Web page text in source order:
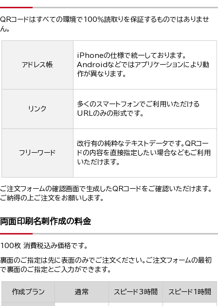
QRコードはすべての環境で100％読取りを保証するものではありませ
ん。
アドレス帳
iPhoneの仕様で統一しております。
Androidなどではアプリケーションにより動
作が異なります。
リンク
多くのスマートフォンでご利用いただける
URLのみの形式です。
フリーワード
改行有の純粋なテキストデータです。QRコー
ドの内容を直接指定したい場合などもご利用
いただけます。
ご注文フォームの確認画面で生成したQRコードをご確認いただけます。
ご納得の上ご注文をお願いします。
両面印刷名刺作成の料金
100枚 消費税込み価格です。
裏面のご指定は先に表面のみでご注文ください。ご注文フォームの最初
で裏面のご指定とご入力ができます。
作成プラン 通常 スピード3時間 スピード1時間